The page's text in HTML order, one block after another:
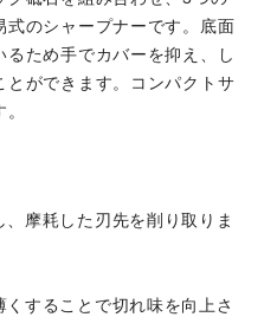
式のシャープナーです。底面
ため手でカバーを抑え、し
とができます。コンパクトサ
摩耗した刃先を削り取りま
することで切れ味を向上さ